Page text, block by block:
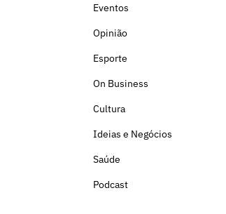
Eventos
Opinião
Esporte
On Business
Cultura
Ideias e Negócios
Saúde
Podcast